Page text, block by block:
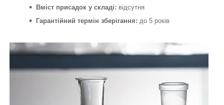
Вміст присадок у складі: відсутня
Гарантійний термін зберігання: до 5 років